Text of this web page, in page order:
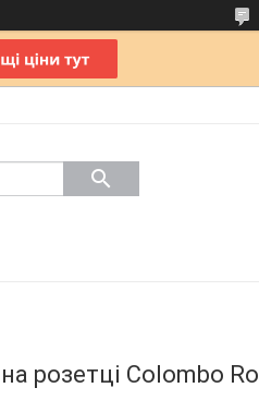
розетці Colombo